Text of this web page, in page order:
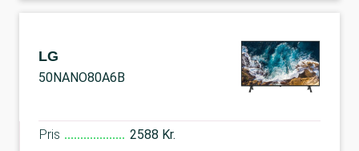
LG
50NANO80A6B
Pris 2588 Kr.